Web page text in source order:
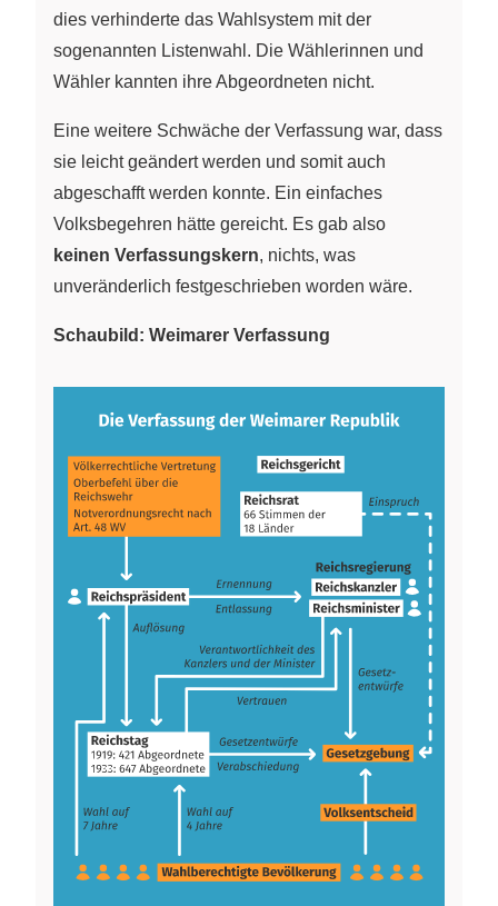
dies verhinderte das Wahlsystem mit der
sogenannten Listenwahl. Die Wählerinnen und
Wähler kannten ihre Abgeordneten nicht.
Eine weitere Schwäche der Verfassung war, dass
sie leicht geändert werden und somit auch
abgeschafft werden konnte. Ein einfaches
Volksbegehren hätte gereicht. Es gab also
keinen Verfassungskern, nichts, was
unveränderlich festgeschrieben worden wäre.
Schaubild: Weimarer Verfassung